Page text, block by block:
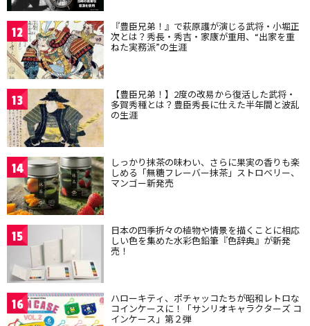
12 『豊臣兄弟！』で萩原護が演じる武将・小堀正
次とは？秀長・秀吉・家康が重用、“出家を重
ねた実務派”の生涯
13 【豊臣兄弟！】2度の改易から復活した武将・
多賀秀種とは？豊臣秀長に仕えた半年間と波乱
の生涯
14 しっかり抹茶の味わい、さらに果実の香りも楽
しめる「無糖フレーバー抹茶」ストロベリー、
マンゴー新発売
15 日本の四季折々の植物や情景を描くことに相応
しい色を集めた水彩色鉛筆『色辞典』が新発
売！
16 ハローキティ、ポチャッコたちが昭和レトロな
コインケースに！「サンリオキャラクターズ コ
インケース」第２弾